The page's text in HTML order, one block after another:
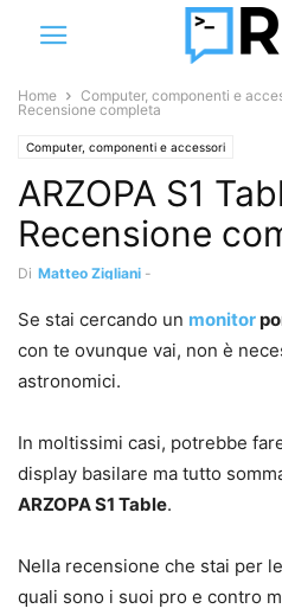
Home Computer, componenti e
Recensione completa
Computer, componenti e accessori
ARZOPA S1
Recensione
Di Matteo Zigliani -
Se stai cercando un monitor
con te ovunque vai, non è
astronomici.
In moltissimi casi, potrebbe
display basilare ma tutto
ARZOPA S1 Table.
Nella recensione che stai per
quali sono i suoi pro e contro